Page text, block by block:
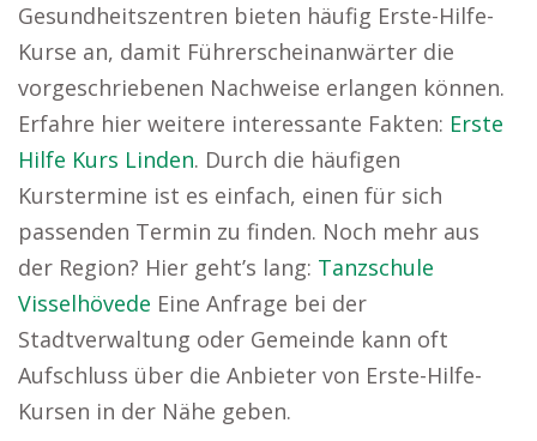
Gesundheitszentren bieten häufig Erste-Hilfe-
Kurse an, damit Führerscheinanwärter die
vorgeschriebenen Nachweise erlangen können.
Erfahre hier weitere interessante Fakten: Erste
Hilfe Kurs Linden. Durch die häufigen
Kurstermine ist es einfach, einen für sich
passenden Termin zu finden. Noch mehr aus
der Region? Hier geht’s lang: Tanzschule
Visselhövede Eine Anfrage bei der
Stadtverwaltung oder Gemeinde kann oft
Aufschluss über die Anbieter von Erste-Hilfe-
Kursen in der Nähe geben.